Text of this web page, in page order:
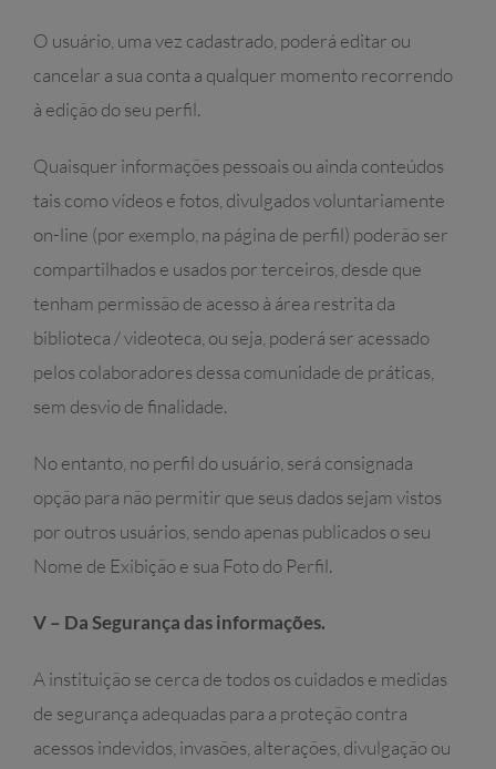
O usuário, uma vez cadastrado, poderá editar ou
cancelar a sua conta a qualquer momento recorrendo
à edição do seu perfil.
Quaisquer informações pessoais ou ainda conteúdos
tais como vídeos e fotos, divulgados voluntariamente
on-line (por exemplo, na página de perfil) poderão ser
compartilhados e usados por terceiros, desde que
tenham permissão de acesso à área restrita da
biblioteca / videoteca, ou seja, poderá ser acessado
pelos colaboradores dessa comunidade de práticas,
sem desvio de finalidade.
No entanto, no perfil do usuário, será consignada
opção para não permitir que seus dados sejam vistos
por outros usuários, sendo apenas publicados o seu
Nome de Exibição e sua Foto do Perfil.
V – Da Segurança das informações.
A instituição se cerca de todos os cuidados e medidas
de segurança adequadas para a proteção contra
acessos indevidos, invasões, alterações, divulgação ou